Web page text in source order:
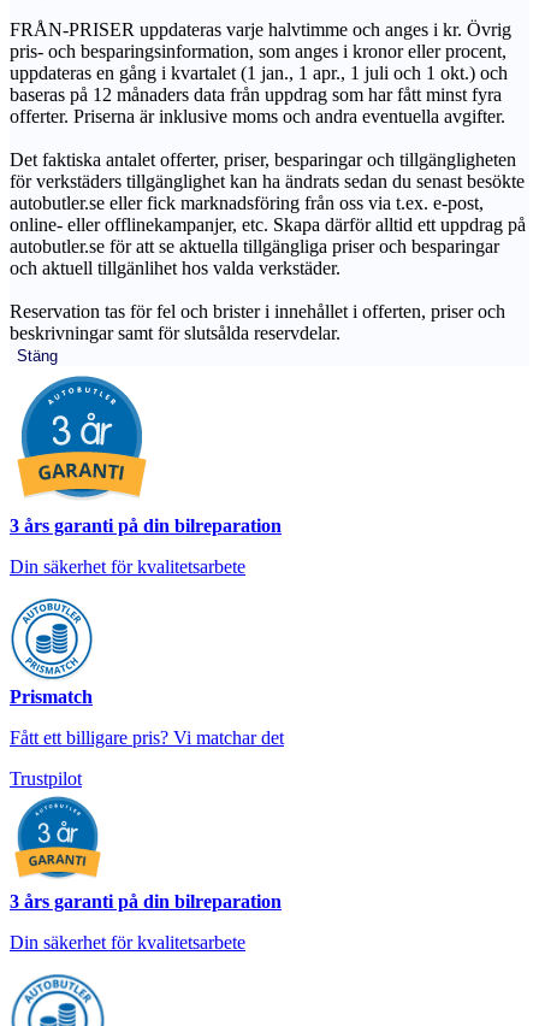
FRÅN-PRISER uppdateras varje halvtimme och anges i kr. Övrig
pris- och besparingsinformation, som anges i kronor eller procent,
uppdateras en gång i kvartalet (1 jan., 1 apr., 1 juli och 1 okt.) och
baseras på 12 månaders data från uppdrag som har fått minst fyra
offerter. Priserna är inklusive moms och andra eventuella avgifter.
Det faktiska antalet offerter, priser, besparingar och tillgängligheten
för verkstäders tillgänglighet kan ha ändrats sedan du senast besökte
autobutler.se eller fick marknadsföring från oss via t.ex. e-post,
online- eller offlinekampanjer, etc. Skapa därför alltid ett uppdrag på
autobutler.se för att se aktuella tillgängliga priser och besparingar
och aktuell tillgänlihet hos valda verkstäder.
Reservation tas för fel och brister i innehållet i offerten, priser och
beskrivningar samt för slutsålda reservdelar.
Stäng
3 års garanti på din bilreparation
Din säkerhet för kvalitetsarbete
Prismatch
Fått ett billigare pris? Vi matchar det
Trustpilot
3 års garanti på din bilreparation
Din säkerhet för kvalitetsarbete